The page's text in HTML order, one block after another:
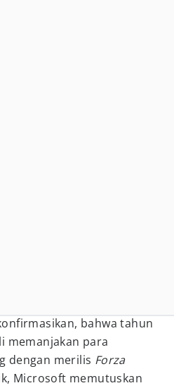
bahwa tahun
memanjakan para
dengan merilis Forza
Microsoft memutuskan